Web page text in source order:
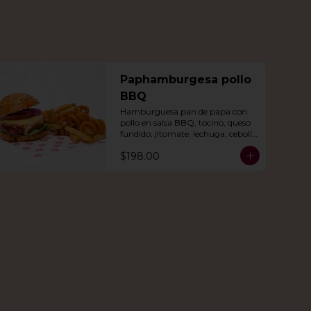
Paphamburgesa pollo
BBQ
Hamburguesa pan de papa con
pollo en salsa BBQ, tocino, queso
fundido, jitomate, lechuga, cebolla
morada, nuestro aderezo, papas
fritas y rizo.
$198.00